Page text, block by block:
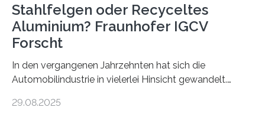
Stahlfelgen oder Recyceltes
Aluminium? Fraunhofer IGCV
Forscht
In den vergangenen Jahrzehnten hat sich die
Automobilindustrie in vielerlei Hinsicht gewandelt.
hat Aluminium aufgrund seiner Leichtigkeit und
29.08.2025